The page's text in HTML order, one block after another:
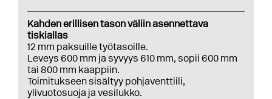
Kahden erillisen tason väliin asennettava
tiskiallas
12 mm paksuille työtasoille.
Leveys 600 mm ja syvyys 610 mm, sopii 600 mm
tai 800 mm kaappiin.
Toimitukseen sisältyy pohjaventtiili,
ylivuotosuoja ja vesilukko.